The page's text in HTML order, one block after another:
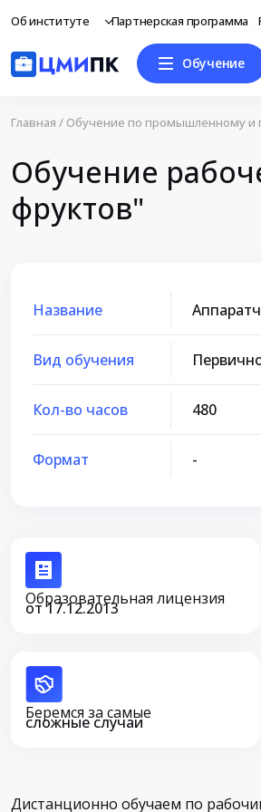
Об институте Партнерская программа
Обучение
Главная / Обучение по промышленному и
Обучение
фруктов"
Название
Вид обучения
Кол-во часов 480
Формат -
Образовательная лицензия
от 17.12.2013
Беремся за самые
сложные случаи
Дистанционно обучаем по